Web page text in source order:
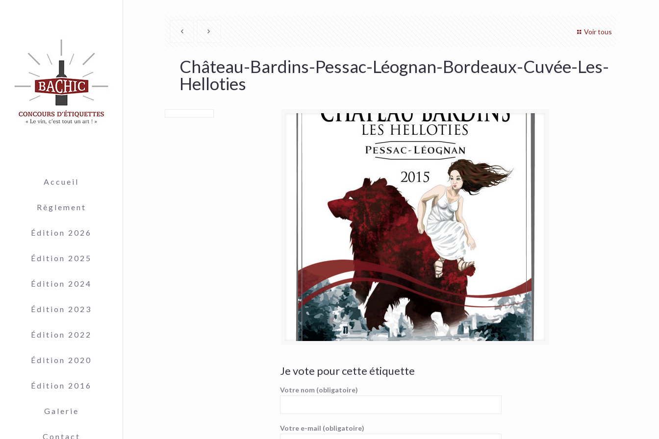
Accueil
Règlement
Édition 2026
Édition 2025
Édition 2024
Édition 2023
Édition 2022
Édition 2020
Édition 2016
Galerie
Contact
Voir tous
Château-Bardins-Pessac-Léognan-Bordeaux-Cuvée-Les-
Helloties
Je vote pour cette étiquette
Votre nom (obligatoire)
Votre e-mail (obligatoire)